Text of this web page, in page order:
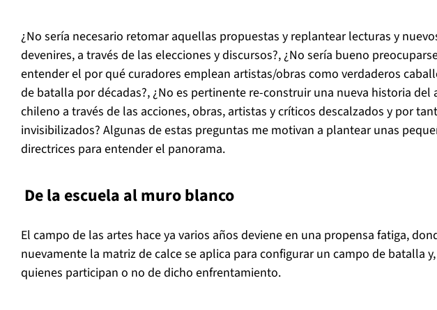
¿No sería necesario retomar aquellas propuestas y replantear lecturas y
devenires, a través de las elecciones y discursos?, ¿No sería bueno
entender el por qué curadores emplean artistas/obras como verdaderos
de batalla por décadas?, ¿No es pertinente re-construir una nueva historia del
chileno a través de las acciones, obras, artistas y críticos descalzados y por
invisibilizados? Algunas de estas preguntas me motivan a plantear unas
directrices para entender el panorama.
De la escuela al muro blanco
El campo de las artes hace ya varios años deviene en una propensa fatiga,
nuevamente la matriz de calce se aplica para configurar un campo de batalla
quienes participan o no de dicho enfrentamiento.